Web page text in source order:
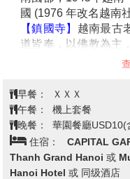
國 (1976 年改名越南
【鎮國寺】 越南最古
道皆奉，以佛教為主
1070年李朝時代，為
千年的時間，依然保
史與中國文化不可抹
【還劍湖】位於市中
在這附近，湖濱綠草
在十五世紀中葉，黎
早餐：
ＸＸＸ
午餐：
機上套餐
晚餐：
華園餐廳USD10(
住宿：
CAPITAL
Thanh Grand Hanoi 或
Hanoi Hotel 或 同级酒店